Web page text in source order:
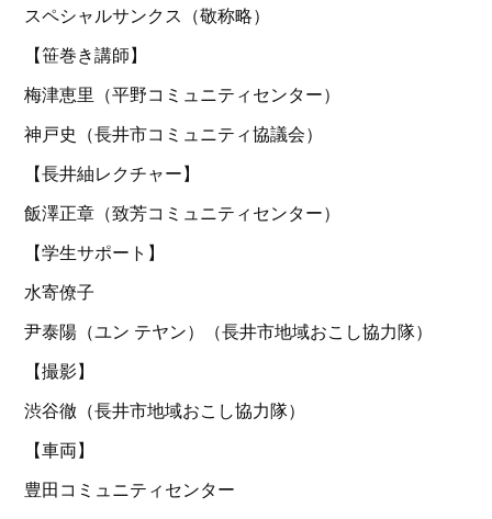
スペシャルサンクス（敬称略）
【笹巻き講師】
梅津恵里（平野コミュニティセンター）
神戸史（長井市コミュニティ協議会）
【長井紬レクチャー】
飯澤正章（致芳コミュニティセンター）
【学生サポート】
水寄僚子
尹泰陽（ユン テヤン）（長井市地域おこし協力隊）
【撮影】
渋谷徹（長井市地域おこし協力隊）
【車両】
豊田コミュニティセンター